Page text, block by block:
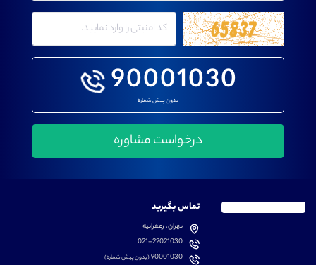
90001030
بدون پیش شماره
تماس بگیرید
تهران، زعفرانیه
021-22021030
90001030(بدون پیش شماره)